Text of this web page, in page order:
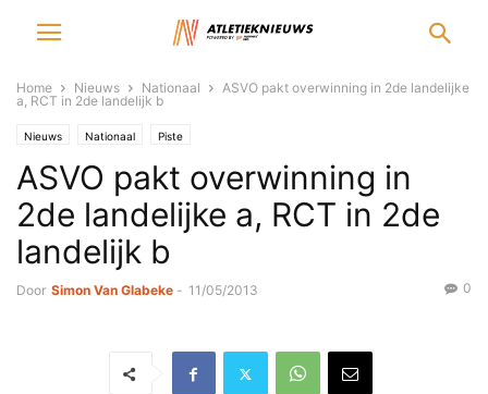
Home Nieuws Nationaal
ASVO pakt overwinning in 2de landelijke
a, RCT in 2de landelijk b
Nieuws Nationaal Piste
ASVO pakt overwinning in
2de landelijke a, RCT in 2de
landelijk b
Door Simon Van Glabeke - 11/05/2013 0